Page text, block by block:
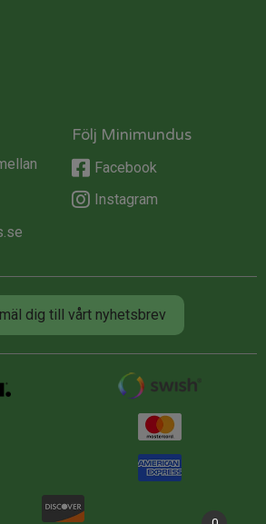
Följ Minimundus
Facebook
Instagram
dig till vårt nyhetsbrev